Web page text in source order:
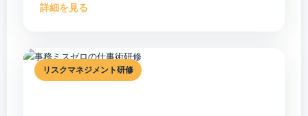
詳細を見る
リスクマネジメント研修